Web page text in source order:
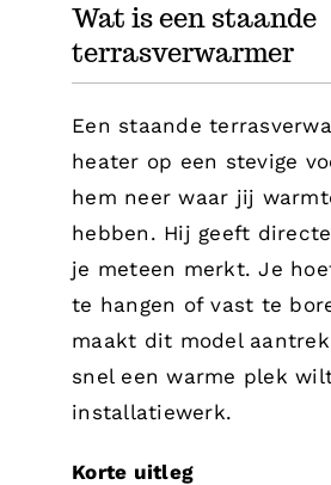
Wat is een staande
terrasverwarmer
Een staande
heater op een stevige
hem neer waar jij
hebben. Hij geeft
je meteen merkt. Je
te hangen of vast te
maakt dit model
snel een warme plek
installatiewerk.
Korte uitleg